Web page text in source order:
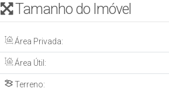
Tamanho do Imóvel
Área Privada:
Área Útil:
Terreno: